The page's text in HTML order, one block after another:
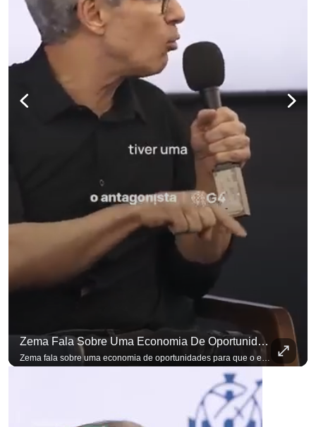
Zema Fala Sobre Uma Economia De Oportunidades Para O Empresário
Zema fala sobre uma economia de oportunidades para que o empresário brasileiro não precise sair do país para manter o crescimento do seu negócio. A primeira Sabatina Presidencial em que as perguntas não vieram de assessores, partidos ou jornalistas. Vieram de uma pesquisa com empresários brasileiros. Imposto, juro, custo de contratar. Cada candidato frente a frente com quem move a economia do país. Se você busca informação com credibilidade, inscreva-se agora e ative o